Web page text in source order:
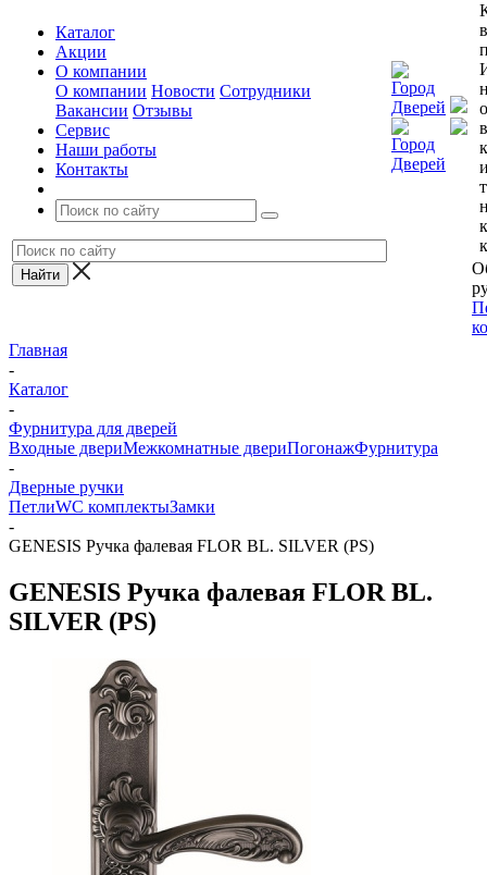
Каталог
Акции
О компании
О компании Новости Сотрудники
Вакансии Отзывы
Сервис
Наши работы
Контакты
Главная
-
Каталог
-
Фурнитура для дверей
Входные двериМежкомнатные двериПогонажФурнитура
-
Дверные ручки
ПетлиWC комплектыЗамки
-
GENESIS Ручка фалевая FLOR BL. SILVER (PS)
GENESIS Ручка фалевая FLOR BL.
SILVER (PS)